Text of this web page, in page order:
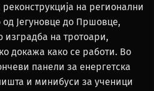
реконструкција на регионални
Јегуновце до Пршовце,
на тротоари,
докажа како се работи. Во
панели за енергетска
и минибуси за ученици